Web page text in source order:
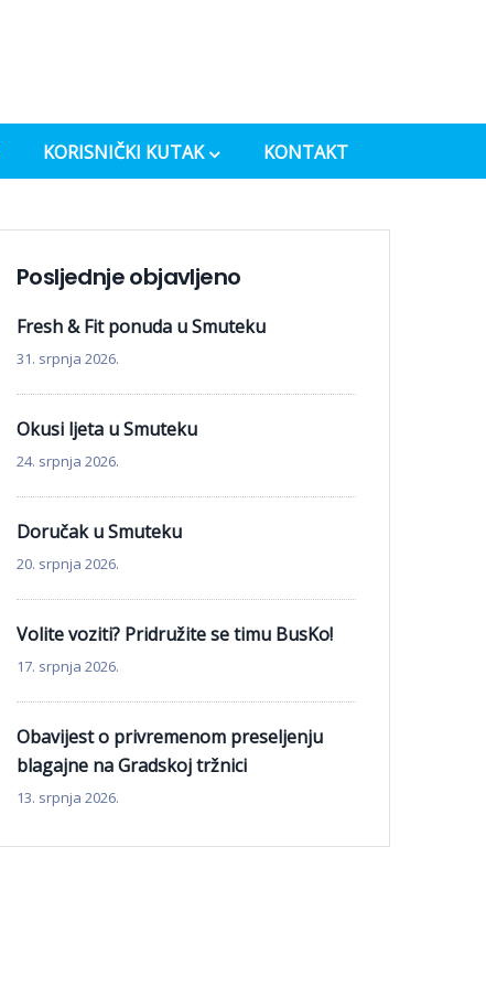
KORISNIČKI KUTAK KONTAKT
Posljednje objavljeno
Fresh & Fit ponuda u Smuteku
31. srpnja 2026.
Okusi ljeta u Smuteku
24. srpnja 2026.
Doručak u Smuteku
20. srpnja 2026.
Volite voziti? Pridružite se timu BusKo!
17. srpnja 2026.
Obavijest o privremenom preseljenju
blagajne na Gradskoj tržnici
13. srpnja 2026.